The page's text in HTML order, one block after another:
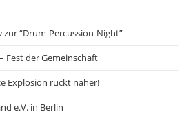
zur “Drum-Percussion-Night”
Fest der Gemeinschaft
Explosion rückt näher!
e.V. in Berlin